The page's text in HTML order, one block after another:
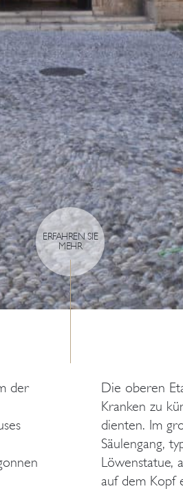
ERFAHREN SIE
MEHR
der
Die oberen
Kranken zu
dienten. Im
Säulengang,
Löwenstatue,
auf dem Kopf